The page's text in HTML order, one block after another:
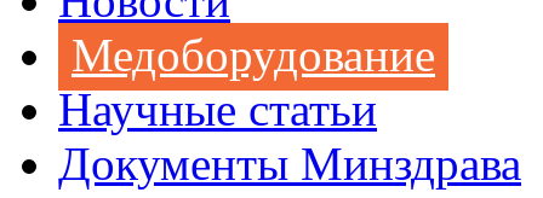
Медоборудование
Научные статьи
Документы Минздрава